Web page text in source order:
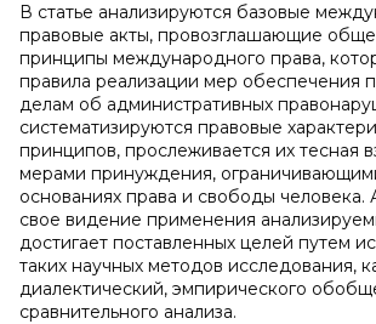
В статье анализируются базовые
правовые акты, провозглашающие
принципы международного права,
правила реализации мер обеспечения
делам об административных
систематизируются правовые
принципов, прослеживается их тесная
мерами принуждения,
основаниях права и свободы человека.
свое видение применения
достигает поставленных целей путем
таких научных методов исследования,
диалектический, эмпирического
сравнительного анализа.